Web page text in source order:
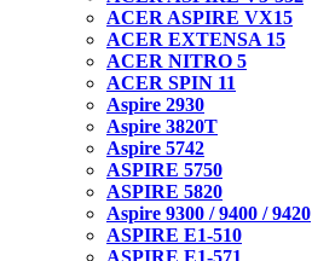
ACER ASPIRE VX15
ACER EXTENSA 15
ACER NITRO 5
ACER SPIN 11
Aspire 2930
Aspire 3820T
Aspire 5742
ASPIRE 5750
ASPIRE 5820
Aspire 9300 / 9400 / 9420
ASPIRE E1-510